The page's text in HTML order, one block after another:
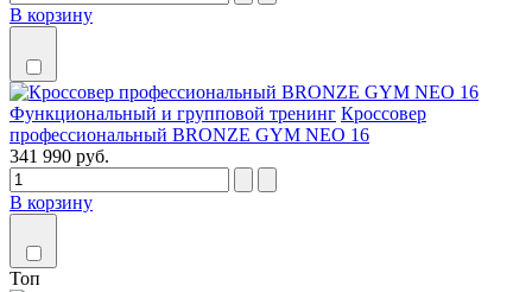
В корзину
Функциональный и групповой тренинг Кроссовер
профессиональный BRONZE GYM NEO 16
341 990 руб.
В корзину
Топ